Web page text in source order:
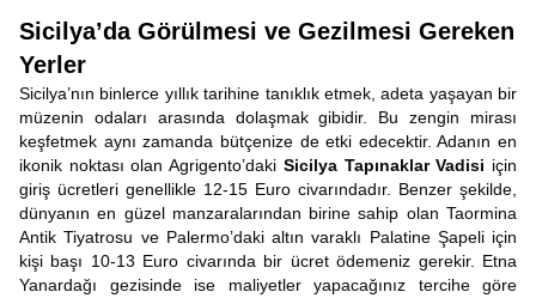
Sicilya’da Görülmesi ve Gezilmesi Gereken
Yerler
Sicilya’nın binlerce yıllık tarihine tanıklık etmek, adeta yaşayan bir
müzenin odaları arasında dolaşmak gibidir. Bu zengin mirası
keşfetmek aynı zamanda bütçenize de etki edecektir. Adanın en
ikonik noktası olan Agrigento’daki Sicilya Tapınaklar Vadisi için
giriş ücretleri genellikle 12-15 Euro civarındadır. Benzer şekilde,
dünyanın en güzel manzaralarından birine sahip olan Taormina
Antik Tiyatrosu ve Palermo’daki altın varaklı Palatine Şapeli için
kişi başı 10-13 Euro civarında bir ücret ödemeniz gerekir. Etna
Yanardağı gezisinde ise maliyetler yapacağınız tercihe göre